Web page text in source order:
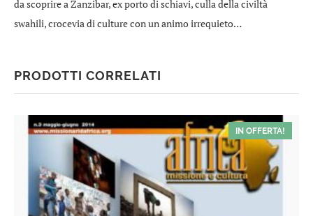
da scoprire a Zanzibar, ex porto di schiavi, culla della civiltà
swahili, crocevia di culture con un animo irrequieto…
PRODOTTI CORRELATI
IN OFFERTA!